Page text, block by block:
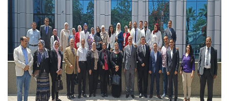
الدراسات العليا
الخريجين
الموظفون
الزائـرون